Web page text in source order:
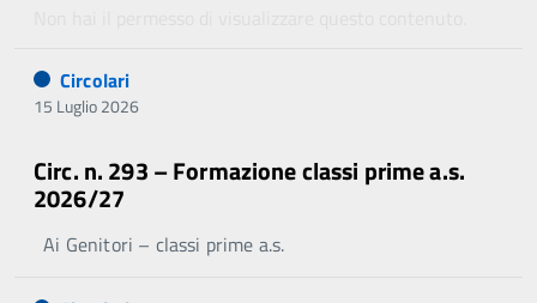
Circolari
15 Luglio 2026
Circ. n. 293 – Formazione classi prime a.s.
2026/27
Ai Genitori – classi prime a.s.